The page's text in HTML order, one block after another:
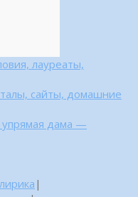
лауреаты,
сайты, домашние
упрямая дама —
|